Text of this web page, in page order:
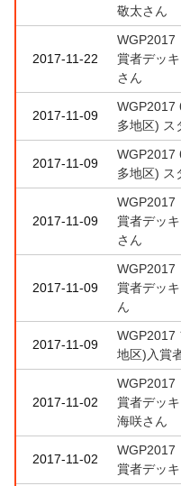
敬太さん
2017-11-22
WGP2017
賞者デッ
さん
2017-11-09
WGP2017
多地区) ス
2017-11-09
WGP2017
多地区) ス
2017-11-09
WGP2017
賞者デッ
さん
2017-11-09
WGP2017
賞者デッ
ん
2017-11-09
WGP2017
地区)入賞
2017-11-02
WGP2017
賞者デッ
海咲さん
2017-11-02
WGP2017
賞者デッ